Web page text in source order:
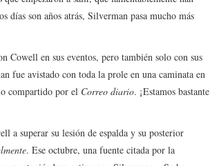
días son años atrás, Silverman pasa mucho más
Cowell en sus eventos, pero también solo con sus
fue avistado con toda la prole en una caminata en
compartido por el Correo diario. ¡Estamos bastante
a superar su lesión de espalda y su posterior
. Ese octubre, una fuente citada por la